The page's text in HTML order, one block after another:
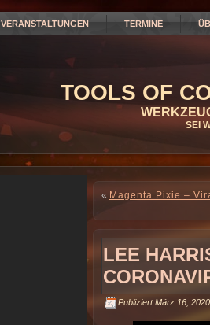
VERANSTALTUNGEN TERMINE
TOOLS OF
SEI
« Magenta Pixie –
LEE
Publiziert März 16, 2020